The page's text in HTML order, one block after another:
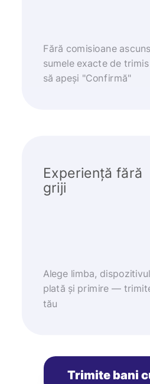
Fără comisioane
sumele exacte de
să apeși "Confirmă"
Experiență fără
griji
Alege limba,
plată și primire —
tău
Trimite bani